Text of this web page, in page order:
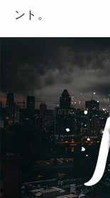
ント。